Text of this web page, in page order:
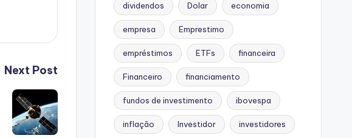
Next Post
dividendos Dolar economia
empresa Emprestimo
empréstimos ETFs financeira
Financeiro financiamento
fundos de investimento ibovespa
inflação Investidor investidores